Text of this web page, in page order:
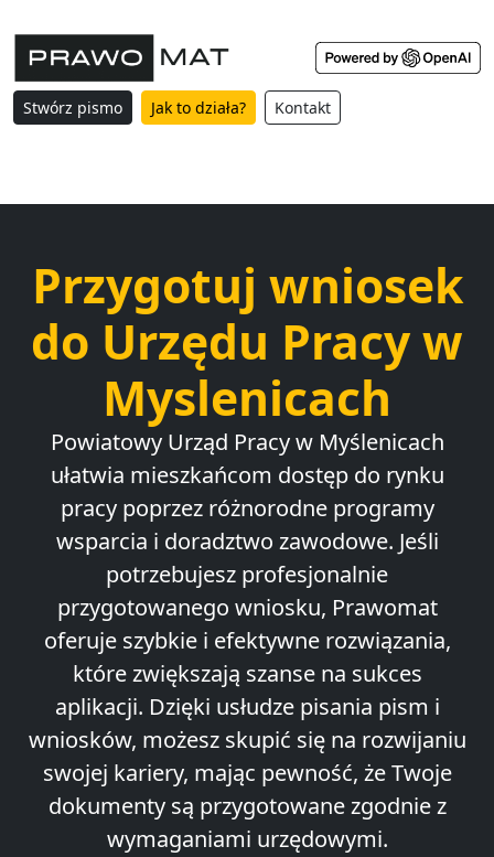
Stwórz pismo Jak to działa? Kontakt
Przygotuj wniosek
do Urzędu Pracy w
Myslenicach
Powiatowy Urząd Pracy w Myślenicach
ułatwia mieszkańcom dostęp do rynku
pracy poprzez różnorodne programy
wsparcia i doradztwo zawodowe. Jeśli
potrzebujesz profesjonalnie
przygotowanego wniosku, Prawomat
oferuje szybkie i efektywne rozwiązania,
które zwiększają szanse na sukces
aplikacji. Dzięki usłudze pisania pism i
wniosków, możesz skupić się na rozwijaniu
swojej kariery, mając pewność, że Twoje
dokumenty są przygotowane zgodnie z
wymaganiami urzędowymi.